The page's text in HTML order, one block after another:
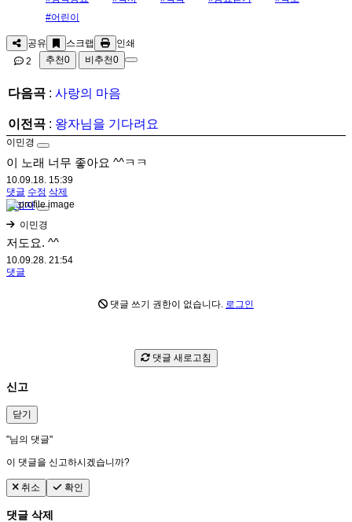
#어린이
공유 스크랩
인쇄
2
추천0 비추천0
다음곡 : 사랑의 마음
이전곡 : 왕자님을 기다려요
이민경
이 노래 너무 좋아요 ^^ㅋㅋ
10.09.18. 15:39
댓글 수정 삭제
관리자
이민경
저도요. ^^
10.09.28. 21:54
댓글
댓글 쓰기 권한이 없습니다. 로그인
댓글 새로고침
신고
닫기
"님의 댓글"
이 댓글을 신고하시겠습니까?
취소 확인
댓글 삭제